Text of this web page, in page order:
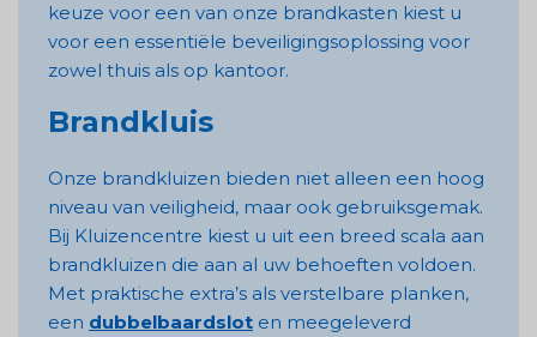
keuze voor een van onze brandkasten kiest u
voor een essentiële beveiligingsoplossing voor
zowel thuis als op kantoor.
Brandkluis
Onze brandkluizen bieden niet alleen een hoog
niveau van veiligheid, maar ook gebruiksgemak.
Bij Kluizencentre kiest u uit een breed scala aan
brandkluizen die aan al uw behoeften voldoen.
Met praktische extra’s als verstelbare planken,
een dubbelbaardslot en meegeleverd